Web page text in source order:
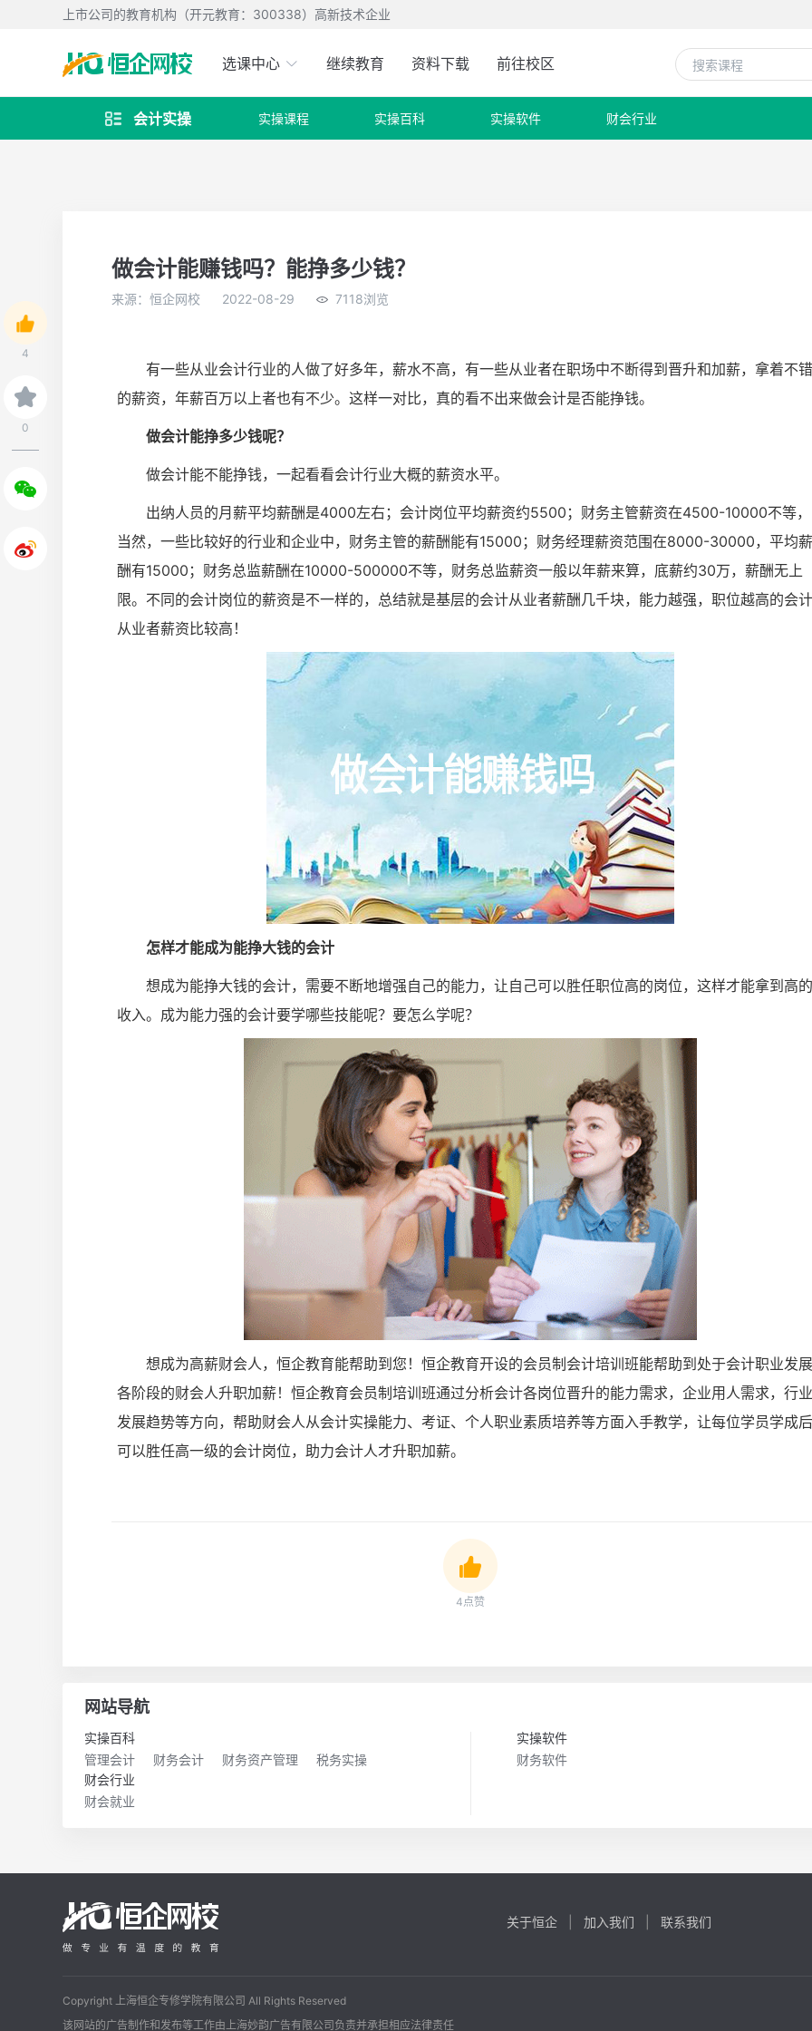
上市公司的教育机构（开元教育：300338）高新技术企业
选课中心 继续教育 资料下载 前往校区
 会计实操 实操课程 实操百科 实操软件 财会行业
4
0
做会计能赚钱吗？能挣多少钱？
来源：恒企网校 2022-08-29 7118浏览
有一些从业会计行业的人做了好多年，薪水不高，有一些从业者在职场中不断得到晋升和加薪，拿着不错
的薪资，年薪百万以上者也有不少。这样一对比，真的看不出来做会计是否能挣钱。
做会计能挣多少钱呢？
做会计能不能挣钱，一起看看会计行业大概的薪资水平。
出纳人员的月薪平均薪酬是4000左右；会计岗位平均薪资约5500；财务主管薪资在4500-10000不等，
当然，一些比较好的行业和企业中，财务主管的薪酬能有15000；财务经理薪资范围在8000-30000，平均薪
酬有15000；财务总监薪酬在10000-500000不等，财务总监薪资一般以年薪来算，底薪约30万，薪酬无上
限。不同的会计岗位的薪资是不一样的，总结就是基层的会计从业者薪酬几千块，能力越强，职位越高的会计
从业者薪资比较高！
怎样才能成为能挣大钱的会计
想成为能挣大钱的会计，需要不断地增强自己的能力，让自己可以胜任职位高的岗位，这样才能拿到高的
收入。成为能力强的会计要学哪些技能呢？要怎么学呢？
想成为高薪财会人，恒企教育能帮助到您！恒企教育开设的会员制会计培训班能帮助到处于会计职业发展
各阶段的财会人升职加薪！恒企教育会员制培训班通过分析会计各岗位晋升的能力需求，企业用人需求，行业
发展趋势等方向，帮助财会人从会计实操能力、考证、个人职业素质培养等方面入手教学，让每位学员学成后
可以胜任高一级的会计岗位，助力会计人才升职加薪。
4点赞
网站导航
实操百科
管理会计
财务会计 财务资产管理 税务实操
实操软件
财务软件
财会行业
财会就业
关于恒企 加入我们 联系我们
Copyright 上海恒企专修学院有限公司 All Rights Reserved
该网站的广告制作和发布等工作由上海妙韵广告有限公司负责并承担相应法律责任